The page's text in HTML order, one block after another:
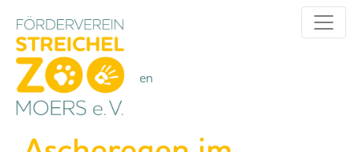
KategorienAlle Kategorien